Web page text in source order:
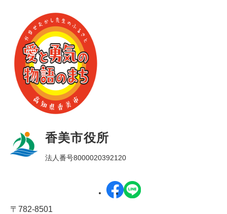
香美市役所
法人番号8000020392120
〒782-8501